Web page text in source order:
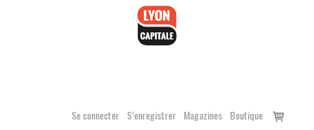
Se connecter S’enregistrer Magazines Boutique
Voir